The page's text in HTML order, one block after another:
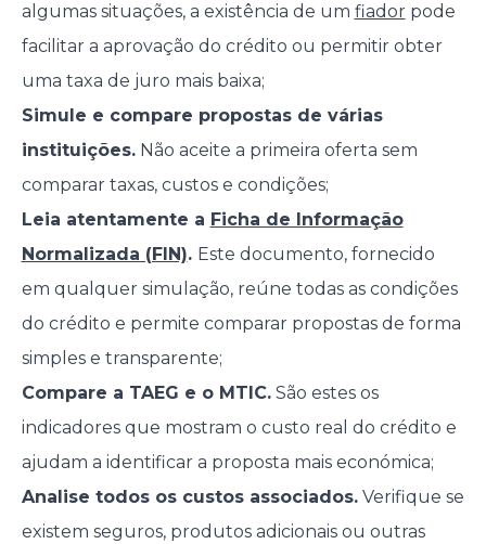
algumas situações, a existência de um fiadorpode
facilitar a aprovação do crédito ou permitir obter
uma taxa de juro mais baixa;
Simule e compare propostas de várias
instituições.Não aceite a primeira oferta sem
comparar taxas, custos e condições;
Leia atentamente a Ficha de Informação
Normalizada (FIN). Este documento, fornecido
em qualquer simulação, reúne todas as condições
do crédito e permite comparar propostas de forma
simples e transparente;
Compare a TAEG e o MTIC.São estes os
indicadores que mostram o custo real do crédito e
ajudam a identificar a proposta mais económica;
Analise todos os custos associados.Verifique se
existem seguros, produtos adicionais ou outras